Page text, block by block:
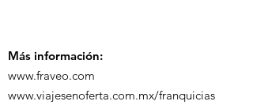
Más información:
www.fraveo.com
www.viajesenoferta.com.mx/franquicias